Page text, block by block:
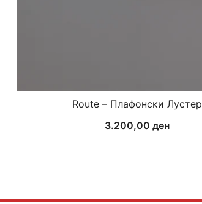
Route – Плафонски Лустер
3.200,00 ден